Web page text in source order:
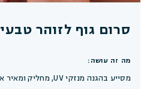
סרום גוף לזוהר טבעי
מה זה עושה:
מסייע בהגנה מנזקי UV, מחליק ומאיר את העור, מעניק לחות ורכות.